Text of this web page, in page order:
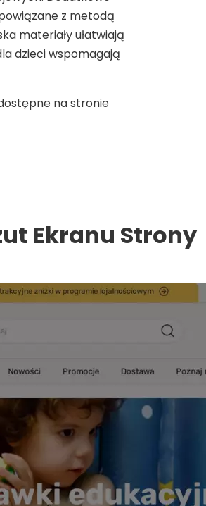
z metodą
materiały ułatwiają
dzieci wspomagają
na stronie
Ekranu Strony